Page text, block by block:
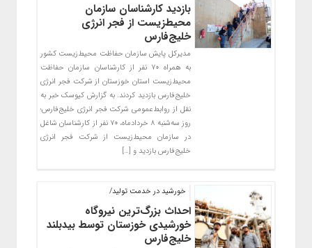
بازدید کارشناسان سازمان
محیط‌زیست از فجر انرژی
خلیج‌فارس
مدیرکل پایش سازمان حفاظت محیط‌زیست کشور
به همراه ۷۰ نفر از کارشناسان سازمان حفاظت
محیط‌زیست استان خوزستان از شرکت فجر انرژی
خلیج‌فارس بازدید کردند. به گزارش کیوسک خبر به
نقل از روابط‌عمومی شرکت فجر انرژی خلیج‌فارس؛
روز سه‌شنبه ۸ خردادماه، ۷۰ نفر از کارشناسان شاغل
در سازمان محیط‌زیست از شرکت فجر انرژی
خلیج‌فارس بازدید و […]
خورشید در خدمت تولید/
احداث بزرگ‌ترین نیروگاه
خورشیدی خوزستان توسط بیدبلند
خلیج‌فارس